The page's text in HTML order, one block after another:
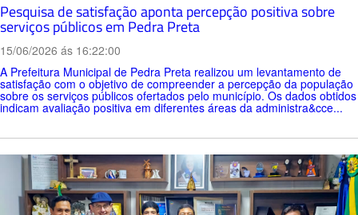
Pesquisa de satisfação aponta percepção positiva sobre
serviços públicos em Pedra Preta
15/06/2026 ás 16:22:00
A Prefeitura Municipal de Pedra Preta realizou um levantamento de
satisfação com o objetivo de compreender a percepção da população
sobre os serviços públicos ofertados pelo município. Os dados obtidos
indicam avaliação positiva em diferentes áreas da administra&cce...